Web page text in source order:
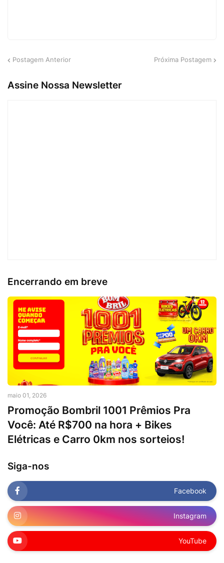
Postagem Anterior Próxima Postagem
Assine Nossa Newsletter
Encerrando em breve
maio 01, 2026
Promoção Bombril 1001 Prêmios Pra
Você: Até R$700 na hora + Bikes
Elétricas e Carro 0km nos sorteios!
Siga-nos
Facebook
Instagram
YouTube